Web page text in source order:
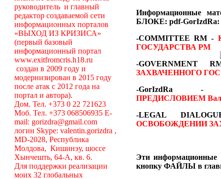
руководитель и главный
редактор создаваемой сети
информационных порталов
«ВЫХОД ИЗ КРИЗИСА»
(первый базовый
информационный портал
www.exitfromcris.h18.ru
создан в 2009 году и
модернизирован в 2015 году
после атак с 2012 года на
портал и автора).
Дом. Тел. +373 0 22 721623
Моб. Тел. +373 068506935 E-
mail: gorizdra@gmail.com
логин Skype: valentin.gorizdra ,
MD-2028, Республика
Молдова, Кишинэу, шоссе
Хынчешть, 64-А, кв. 6.
Для поддержки реализации
моих 32 глобальных
Информационные
БЛОКЕ: pdf-GorIzdRa:
-COMMITTEE RM -
ГОСУДАРСТВА РМ
-
ЗАХВАЧЕННОГО
-
ПРЕДИСЛОВИЕМ
-LEGAL
ОСВОБОЖДЕНИИ
Эти информационные
кнопку ФАЙЛЫ в